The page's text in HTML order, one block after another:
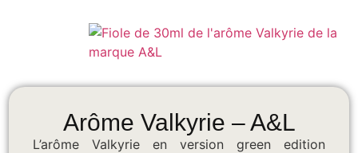
Arôme Valkyrie – A&L
L’arôme Valkyrie en version green edition